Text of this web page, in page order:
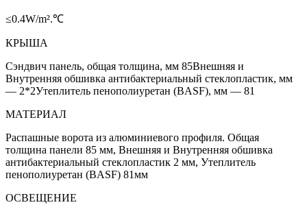
≤0.4W/m².℃
КРЫША
Сэндвич панель, общая толщина, мм 85Внешняя и
Внутренняя обшивка антибактериальный стеклопластик, мм
— 2*2Утеплитель пенополиуретан (BASF), мм — 81
МАТЕРИАЛ
Распашные ворота из алюминиевого профиля. Общая
толщина панели 85 мм, Внешняя и Внутренняя обшивка
антибактериальный стеклопластик 2 мм, Утеплитель
пенополиуретан (BASF) 81мм
ОСВЕЩЕНИЕ